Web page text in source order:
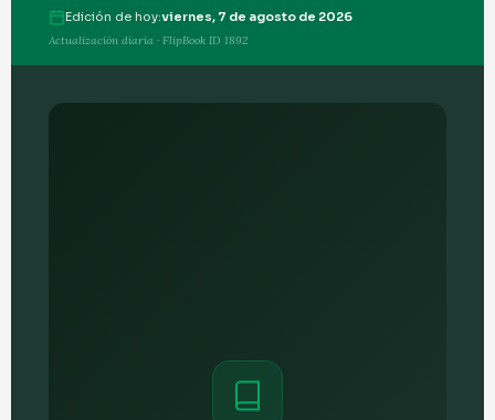
Edición de hoy:viernes, 7 de agosto de 2026
Actualización diaria · FlipBook ID 1892